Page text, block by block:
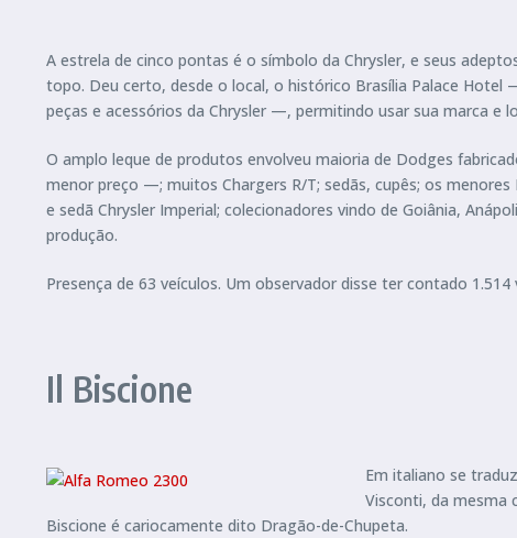
A estrela de cinco pontas é o símbolo da Chrysler, e seus
topo. Deu certo, desde o local, o histórico Brasília Palace
peças e acessórios da Chrysler —, permitindo usar sua marca e
O amplo leque de produtos envolveu maioria de Dodges
menor preço —; muitos Chargers R/T; sedãs, cupês; os
e sedã Chrysler Imperial; colecionadores vindo de Goiânia,
produção.
Presença de 63 veículos. Um observador disse ter contado
Il Biscione
Em italiano se
Visconti, da mesma
Biscione é cariocamente dito Dragão-de-Chupeta.